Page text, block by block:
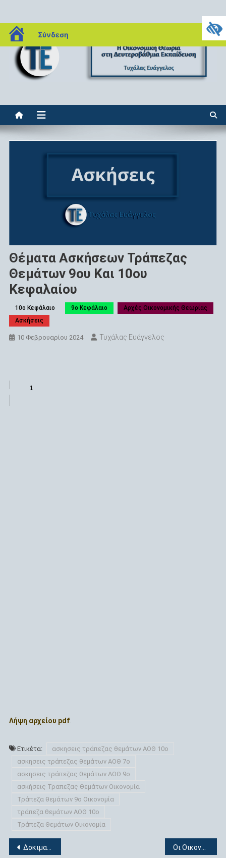
blogs.sch.gr
Σύνδεση
Μεταπηδήστε
στο
περιεχόμενο
δευτεροβάθμια εκπαίδευση
Θέματα Ασκήσεων Τράπεζας
Θεμάτων 9ου Και 10ου
Κεφαλαίου
10ο Κεφάλαιο 9ο Κεφάλαιο
Αρχές Οικονομικής Θεωρίας
Ασκήσεις
10 Φεβρουαρίου 2024 Τυχάλας Ευάγγελος
Λήψη αρχείου pdf.
Ετικέτα:
ασκησεις τράπεζας θεμάτων ΑΟΘ 10ο
ασκησεις τράπεζας θεμάτων ΑΟΘ 7ο
ασκησεις τράπεζας θεμάτων ΑΟΘ 9ο
ασκήσεις Τραπεζας Θεμάτων Οικονομία
Τράπεζα θεμάτων 9ο Οικονομία
τράπεζα θεμάτων ΑΟΘ 10ο
Τράπεζα Θεμάτων Οικονομία
Πλοήγηση
Δοκιμασία αυτοαξιολόγησης 2ου και 3ου Κεφαλαίου Οι Οικονομικοί κύκλοι